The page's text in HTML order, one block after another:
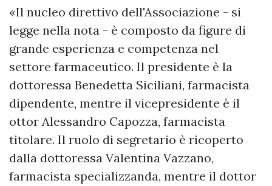
«Il nucleo direttivo dell'Associazione - si
legge nella nota - è composto da figure di
grande esperienza e competenza nel
settore farmaceutico. Il presidente è la
dottoressa Benedetta Siciliani, farmacista
dipendente, mentre il vicepresidente è il
ottor Alessandro Capozza, farmacista
titolare. Il ruolo di segretario è ricoperto
dalla dottoressa Valentina Vazzano,
farmacista specializzanda, mentre il dottor